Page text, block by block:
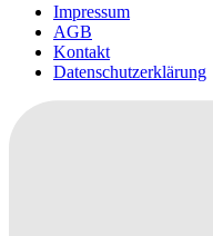
Impressum
AGB
Kontakt
Datenschutzerklärung